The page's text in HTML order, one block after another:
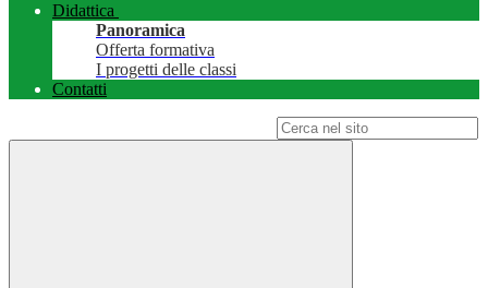
Didattica
Panoramica
Offerta formativa
I progetti delle classi
Contatti